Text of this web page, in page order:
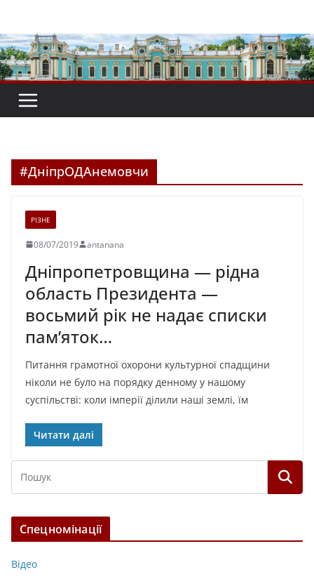
вмісту
#ДніпрОДАнемовчи
РІЗНЕ
08/07/2019 antanana
Дніпропетровщина — рідна
область Президента —
восьмий рік не надає списки
пам’яток…
Питання грамотної охорони культурної спадщини
ніколи не було на порядку денному у нашому
суспільстві: коли імперії ділили наші землі, їм
Читати далі
Спецномінації
Відео